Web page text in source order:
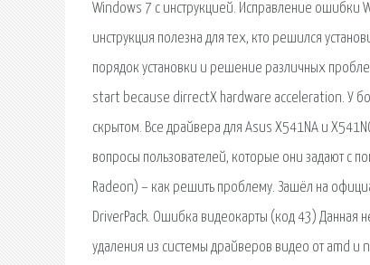
Windows 7 с инструкцией. Исправление ошибки
инструкция полезна для тех, кто решился
порядок установки и решение различных
start because dirrectX hardware acceleration. У
скрытом. Все драйвера для Asus X541NA и
вопросы пользователей, которые они задают с
Radeon) – как решить проблему. Зашёл на
DriverPack. Ошибка видеокарты (код 43) Данная
удаления из системы драйверов видео от amd и